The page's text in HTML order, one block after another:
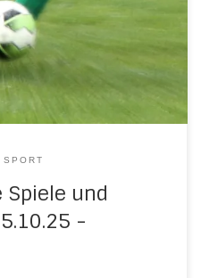
Meier, Felix Schmidt
2025 18.00 Uhr in
FC Großalmerode II 0:4
SPORT
Spiele und
-